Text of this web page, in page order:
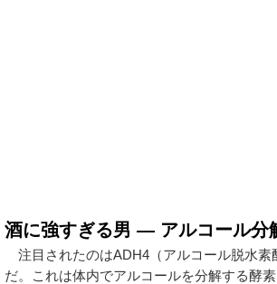
酒に強すぎる男 ― アルコール分
注目されたのはADH4（アルコール脱水素
だ。これは体内でアルコールを分解する酵